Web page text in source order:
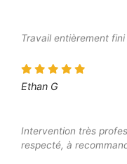
Travail entièrement fini
Ethan G
Intervention très
respecté, à